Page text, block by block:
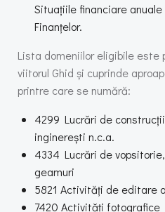
Situațiile financiare
Finanțelor.
Lista domeniilor eligibile este
viitorul Ghid și cuprinde
printre care se numără:
4299 Lucrări de
inginerești n.c.a.
4334 Lucrări de
geamuri
5821 Activități de editare
7420 Activități fotografice